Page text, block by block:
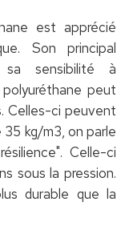
est apprécié
Son principal
sa sensibilité à
peut
Celles-ci peuvent
kg/m3, on parle
Celle-ci
sous la pression.
durable que la